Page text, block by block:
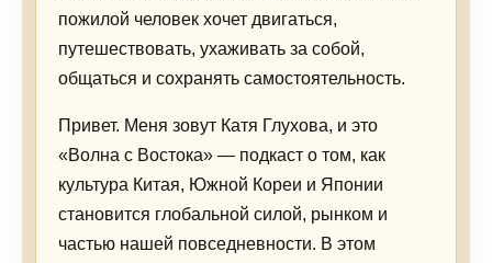
пожилой человек хочет двигаться,
путешествовать, ухаживать за собой,
общаться и сохранять самостоятельность.
Привет. Меня зовут Катя Глухова, и это
«Волна с Востока» — подкаст о том, как
культура Китая, Южной Кореи и Японии
становится глобальной силой, рынком и
частью нашей повседневности. В этом